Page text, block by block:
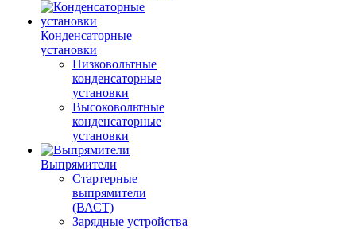
Конденсаторные
установки
Низковольтные
конденсаторные
установки
Высоковольтные
конденсаторные
установки
Выпрямители
Стартерные
выпрямители
(ВАСТ)
Зарядные устройства